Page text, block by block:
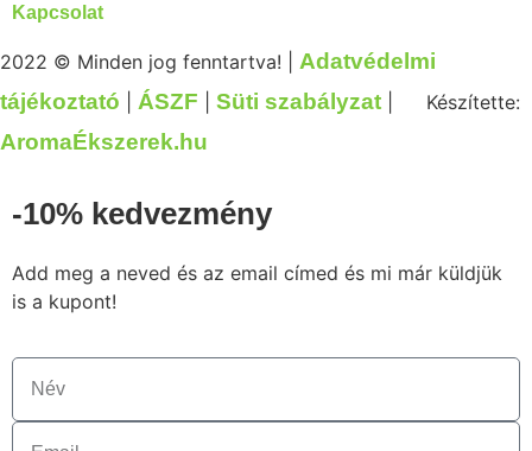
Kapcsolat
2022 © Minden jog fenntartva! | Adatvédelmi
tájékoztató
ÁSZF Süti szabályzat Készítette:
AromaÉkszerek.hu
-10% kedvezmény
Add meg a neved és az email címed és mi már küldjük
is a kupont!